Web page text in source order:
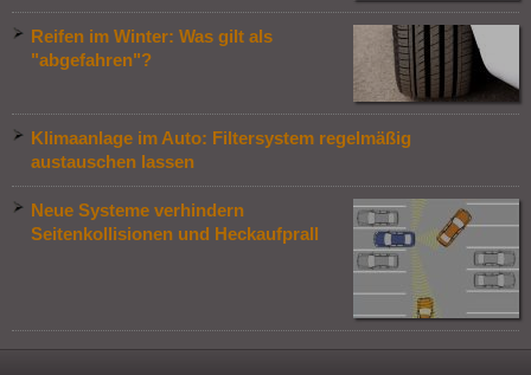
Reifen im Winter: Was gilt als
"abgefahren"?
Klimaanlage im Auto: Filtersystem regelmäßig
austauschen lassen
Neue Systeme verhindern
Seitenkollisionen und Heckaufprall